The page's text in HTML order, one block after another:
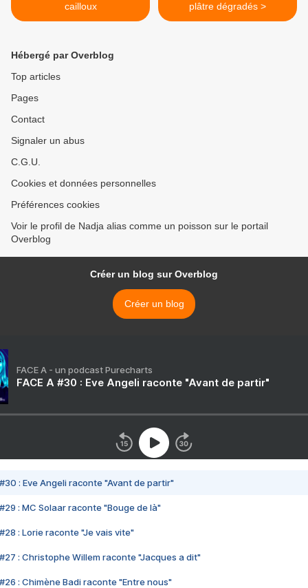
cailloux
plâtre dégradés >
Hébergé par Overblog
Top articles
Pages
Contact
Signaler un abus
C.G.U.
Cookies et données personnelles
Préférences cookies
Voir le profil de Nadja alias comme un poisson sur le portail
Overblog
Créer un blog sur Overblog
Créer un blog
FACE A - un podcast Purecharts
FACE A #30 : Eve Angeli raconte "Avant de partir"
#30 : Eve Angeli raconte "Avant de partir"
#29 : MC Solaar raconte "Bouge de là"
#28 : Lorie raconte "Je vais vite"
#27 : Christophe Willem raconte "Jacques a dit"
#26 : Chimène Badi raconte "Entre nous"